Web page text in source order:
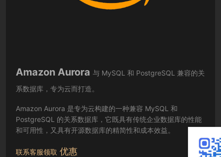
Amazon Aurora 与 MySQL 和 PostgreSQL 兼容的关
系数据库，专为云而打造。
Amazon Aurora 是专为云构建的一种兼容 MySQL 和
PostgreSQL 的关系数据库，它既具有传统企业数据库的性能
和可用性，又具有开源数据库的精简性和成本效益。
联系客服领取 优惠